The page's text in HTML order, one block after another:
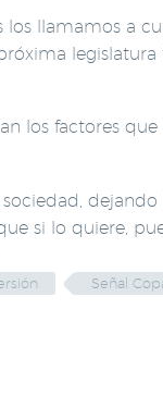
llamamos a
los factores
si lo quiere,
Señal